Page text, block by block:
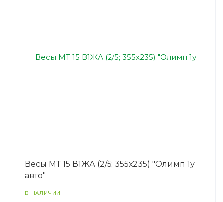
Весы МТ 15 В1ЖА (2/5; 355х235) "Олимп 1у
авто"
В НАЛИЧИИ